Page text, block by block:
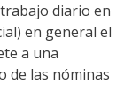
diario en
en general el
a una
de las nóminas